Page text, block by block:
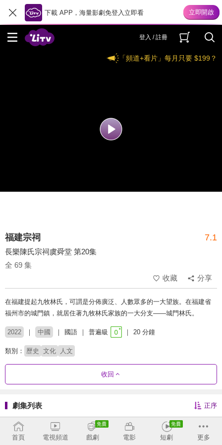
下載 APP，海量影劇免登入立即看
登入 / 註冊
「頻道+看片」每月只要 $199？
福建宗祠 7.1
長樂陳氏宗祠虞舜堂 第20集
全 69 集
收藏
分享
在福建提起九牧林氏，可謂是分佈廣泛、人數眾多的一大望族。在福建省
福州市的城門鎮，就居住著九牧林氏家族的一大分支——城門林氏。
2022 中國 國語 普遍級 20 分鐘
類別： 歷史 文化 人文
收回
劇集列表 正序
37 - 69
首頁
電視頻道 戲劇 電影 短劇 更多